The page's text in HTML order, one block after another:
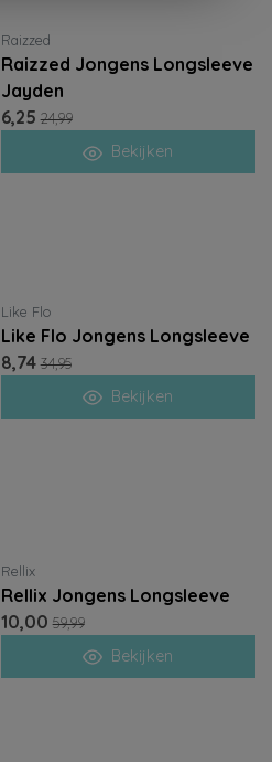
Raizzed
Raizzed Jongens Longsleeve
Jayden
6,25 24,99
Bekijken
Like Flo
Like Flo Jongens Longsleeve
8,74 34,95
Bekijken
Rellix
Rellix Jongens Longsleeve
10,00 59,99
Bekijken